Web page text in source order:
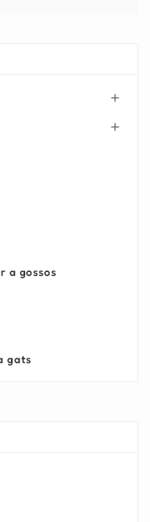


a gossos
gats